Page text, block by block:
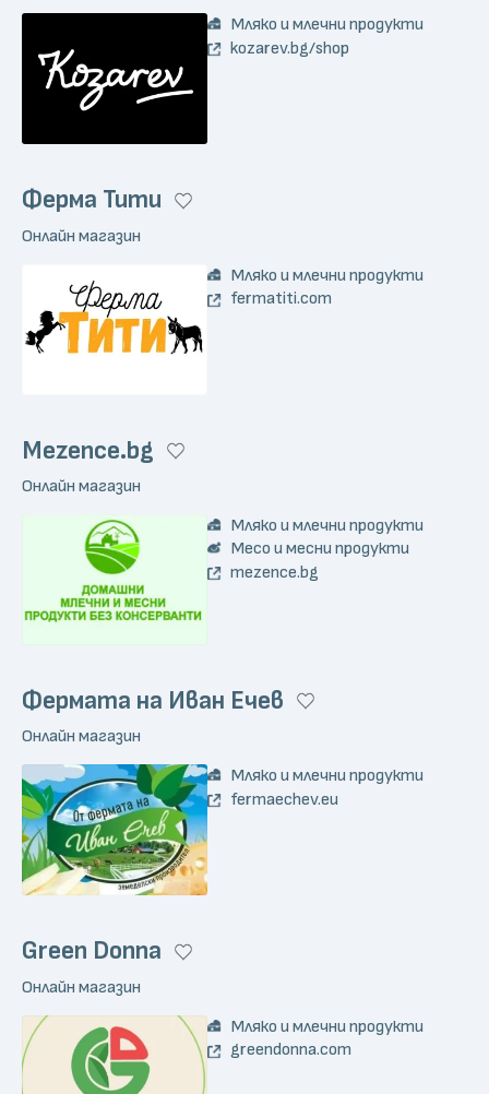
Мляко и млечни продукти
kozarev.bg/shop
Ферма Тити
Онлайн магазин
Мляко и млечни продукти
fermatiti.com
Mezence.bg
Онлайн магазин
Мляко и млечни продукти
Месо и месни продукти
mezence.bg
Фермата на Иван Ечев
Онлайн магазин
Мляко и млечни продукти
fermaechev.eu
Green Donna
Онлайн магазин
Мляко и млечни продукти
greendonna.com